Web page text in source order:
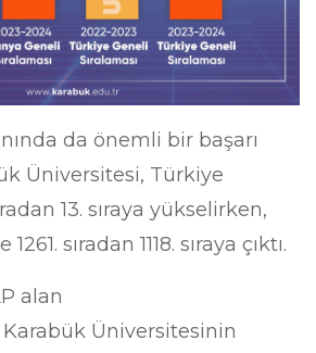
da önemli bir başarı
Üniversitesi, Türkiye
13. sıraya yükselirken,
sıradan 1118. sıraya çıktı.
alan
Karabük Üniversitesinin